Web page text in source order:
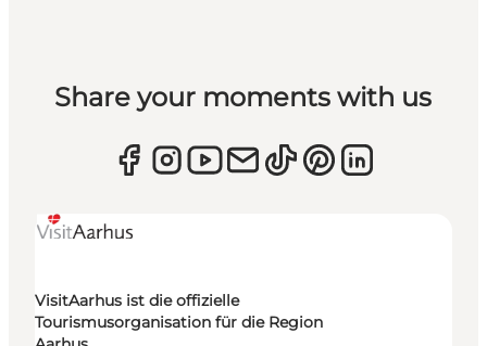
Share your moments with us
VisitAarhus ist die offizielle
Tourismusorganisation für die Region